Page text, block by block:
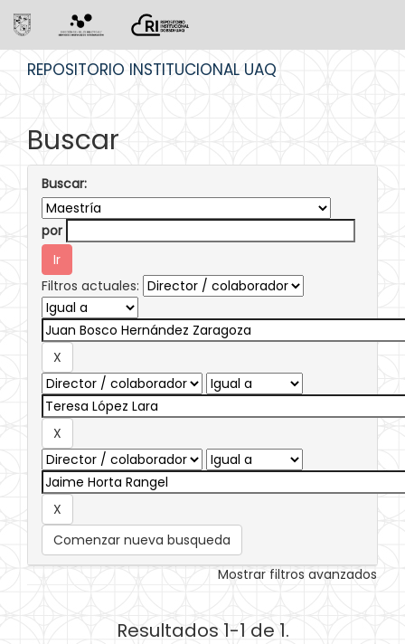
REPOSITORIO INSTITUCIONAL UAQ
Buscar
Buscar:
por
Filtros actuales:
Comenzar nueva busqueda
Mostrar filtros avanzados
Resultados 1-1 de 1.